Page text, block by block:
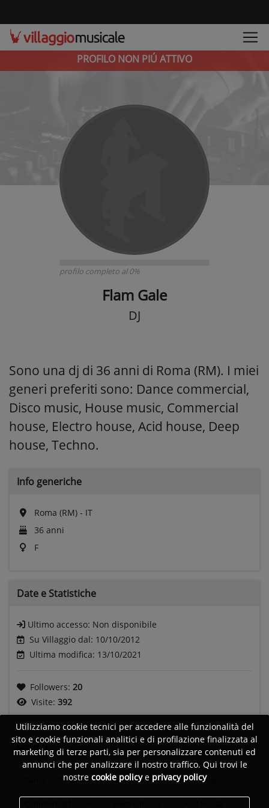
PROFILO NON PIÚ ATTIVO
profilo completo al 0%
Flam Gale
DJ
Sono una dj di 36 anni di Roma (RM). I miei
generi preferiti sono: Dance commercial,
Disco music, House music, Commercial
house, Electro house, Acid house, Deep
house, Techno.
Info generiche
Roma (RM) - IT
36 anni
F
Date e Statistiche
Ultimo accesso: Non disponibile
Su Villaggio dal: 10/10/2012
Ultima modifica: 13/10/2021
Followers: 20
Visite: 392
Generi
Dance commercial Disco music House music
Utilizziamo cookie tecnici per accedere alle funzionalità del
sito e cookie funzionali analitici e di profilazione finalizzata al
marketing di terze parti, sia per personalizzare contenuti ed
annunci che per analizzare il nostro traffico. Qui trovi le
nostre cookie policye privacy policy